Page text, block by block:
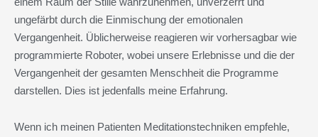
ungefärbt durch die Einmischung der emotionalen
Vergangenheit. Üblicherweise reagieren wir vorhersagbar wie
programmierte Roboter, wobei unsere Erlebnisse und die der
Vergangenheit der gesamten Menschheit die Programme
darstellen. Dies ist jedenfalls meine Erfahrung.
Wenn ich meinen Patienten Meditationstechniken empfehle,